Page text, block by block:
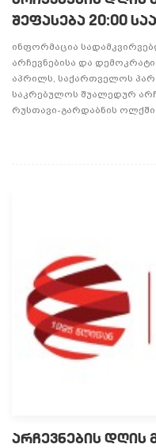
შეფასება 20:00
ინფორმაცია
არჩევნებისა და
აპრილს, საქართველოს
საკრებულოს შუალედურ
რუსთავი-გარდაბნის ოლქში
არჩევნების დღის